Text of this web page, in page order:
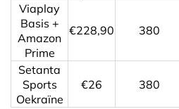
Viaplay
Basis +
Amazon
Prime
€228,90 380
Setanta
Sports
Oekraïne
€26 380